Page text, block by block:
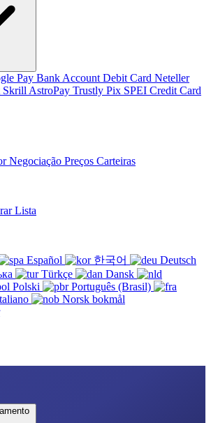
Pay Bank Account Debit Card Neteller
Skrill AstroPay Trustly Pix SPEI Credit Card
Negociação Preços Carteiras
Lista
Español 한국어
Deutsch
Türkçe
Dansk
Polski
Português (Brasil)
Norsk bokmål